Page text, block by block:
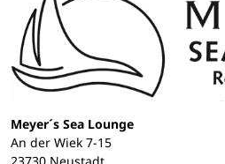
Meyer´s Sea Lounge
An der Wiek 7-15